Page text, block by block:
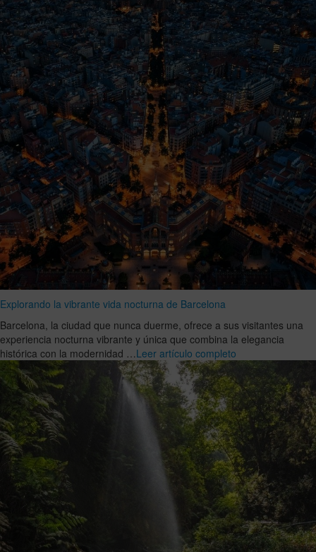
Explorando la vibrante vida nocturna de Barcelona
Barcelona, la ciudad que nunca duerme, ofrece a sus visitantes una
experiencia nocturna vibrante y única que combina la elegancia
histórica con la modernidad …Leer artículo completo